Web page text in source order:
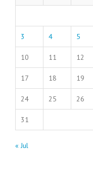
3 4 5
10 11 12
17 18 19
24 25 26
31
« Jul